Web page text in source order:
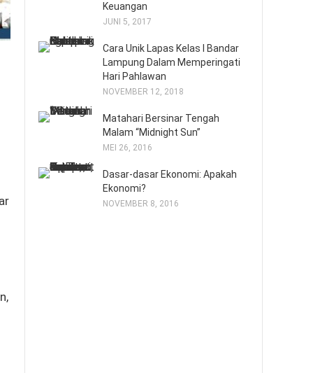
Keuangan
JUNI 5, 2017
Cara Unik Lapas Kelas I Bandar
Lampung Dalam Memperingati
Hari Pahlawan
NOVEMBER 12, 2018
Matahari Bersinar Tengah
Malam “Midnight Sun”
MEI 26, 2016
Dasar-dasar Ekonomi: Apakah
Ekonomi?
NOVEMBER 8, 2016